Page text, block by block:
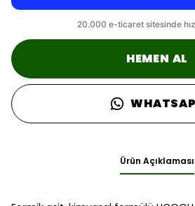
HEMEN AL
Ürün Açıklaması